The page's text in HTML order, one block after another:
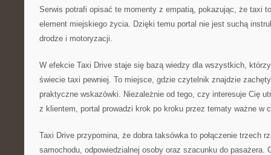
Serwis potrafi opisać te momenty z empatią, pokazując, że taxi
element miejskiego życia. Dzięki temu portal nie jest suchą
drodze i motoryzacji.
W efekcie Taxi Drive staje się bazą wiedzy dla wszystkich,
świecie taxi pewniej. To miejsce, gdzie czytelnik znajdzie
praktyczne wskazówki. Niezależnie od tego, czy interesuje Cię
z klientem, portal prowadzi krok po kroku przez tematy ważne w
Taxi Drive przypomina, że dobra taksówka to połączenie trzech
samochodu, odpowiedzialnej osoby oraz szacunku do pasażera.